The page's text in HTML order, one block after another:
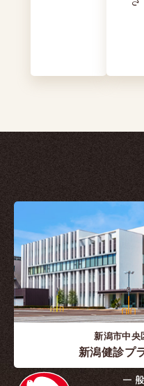
新潟市中央
新潟健診プ